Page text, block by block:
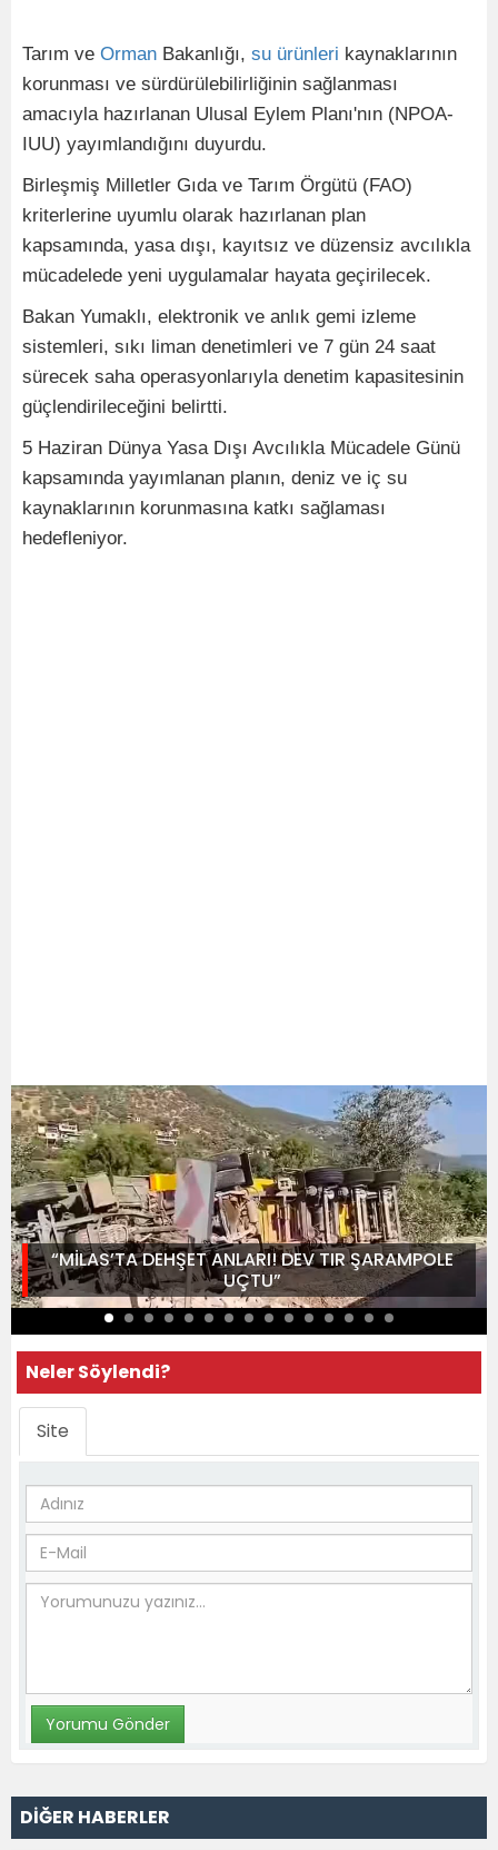
Tarım ve Orman Bakanlığı, su ürünleri kaynaklarının
korunması ve sürdürülebilirliğinin sağlanması
amacıyla hazırlanan Ulusal Eylem Planı'nın (NPOA-
IUU) yayımlandığını duyurdu.
Birleşmiş Milletler Gıda ve Tarım Örgütü (FAO)
kriterlerine uyumlu olarak hazırlanan plan
kapsamında, yasa dışı, kayıtsız ve düzensiz avcılıkla
mücadelede yeni uygulamalar hayata geçirilecek.
Bakan Yumaklı, elektronik ve anlık gemi izleme
sistemleri, sıkı liman denetimleri ve 7 gün 24 saat
sürecek saha operasyonlarıyla denetim kapasitesinin
güçlendirileceğini belirtti.
5 Haziran Dünya Yasa Dışı Avcılıkla Mücadele Günü
kapsamında yayımlanan planın, deniz ve iç su
kaynaklarının korunmasına katkı sağlaması
hedefleniyor.
“MİLAS’TA DEHŞET ANLARI! DEV TIR ŞARAMPOLE
UÇTU”
Neler Söylendi?
Site
DİĞER HABERLER